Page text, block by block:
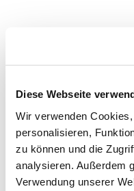
Diese Webseite
Wir verwenden
personalisieren,
zu können und die
analysieren. Außerdem
Verwendung unserer